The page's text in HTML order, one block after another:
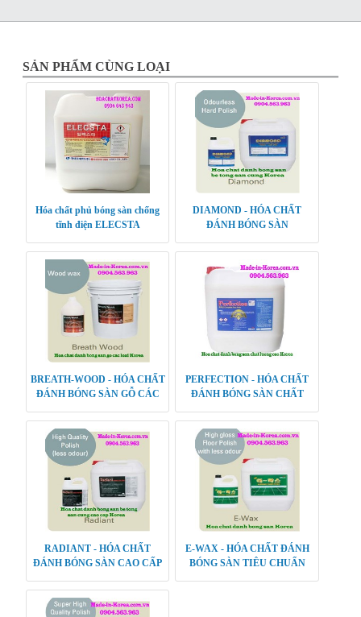
SẢN PHẨM CÙNG LOẠI
Hóa chất phủ bóng sàn chống
tĩnh điện ELECSTA
DIAMOND - HÓA CHẤT
ĐÁNH BÓNG SÀN
BREATH-WOOD - HÓA CHẤT
ĐÁNH BÓNG SÀN GỖ CÁC
PERFECTION - HÓA CHẤT
ĐÁNH BÓNG SÀN CHẤT
RADIANT - HÓA CHẤT
ĐÁNH BÓNG SÀN CAO CẤP
E-WAX - HÓA CHẤT ĐÁNH
BÓNG SÀN TIÊU CHUẨN